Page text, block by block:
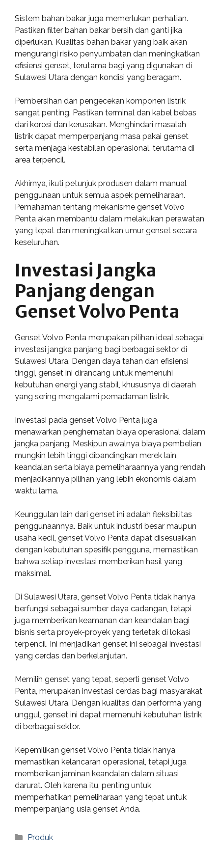
Sistem bahan bakar juga memerlukan perhatian.
Pastikan filter bahan bakar bersih dan ganti jika
diperlukan. Kualitas bahan bakar yang baik akan
mengurangi risiko penyumbatan dan meningkatkan
efisiensi genset, terutama bagi yang digunakan di
Sulawesi Utara dengan kondisi yang beragam.
Pembersihan dan pengecekan komponen listrik
sangat penting. Pastikan terminal dan kabel bebas
dari korosi dan kerusakan. Menghindari masalah
listrik dapat memperpanjang masa pakai genset
serta menjaga kestabilan operasional, terutama di
area terpencil.
Akhirnya, ikuti petunjuk produsen dalam manual
penggunaan untuk semua aspek pemeliharaan.
Pemahaman tentang mekanisme genset Volvo
Penta akan membantu dalam melakukan perawatan
yang tepat dan meningkatkan umur genset secara
keseluruhan.
Investasi Jangka
Panjang dengan
Genset Volvo Penta
Genset Volvo Penta merupakan pilihan ideal sebagai
investasi jangka panjang bagi berbagai sektor di
Sulawesi Utara. Dengan daya tahan dan efisiensi
tinggi, genset ini dirancang untuk memenuhi
kebutuhan energi yang stabil, khususnya di daerah
yang sering mengalami pemadaman listrik.
Investasi pada genset Volvo Penta juga
menawarkan penghematan biaya operasional dalam
jangka panjang. Meskipun awalnya biaya pembelian
mungkin lebih tinggi dibandingkan merek lain,
keandalan serta biaya pemeliharaannya yang rendah
menjadikannya pilihan yang lebih ekonomis dalam
waktu lama.
Keunggulan lain dari genset ini adalah fleksibilitas
penggunaannya. Baik untuk industri besar maupun
usaha kecil, genset Volvo Penta dapat disesuaikan
dengan kebutuhan spesifik pengguna, memastikan
bahwa setiap investasi memberikan hasil yang
maksimal.
Di Sulawesi Utara, genset Volvo Penta tidak hanya
berfungsi sebagai sumber daya cadangan, tetapi
juga memberikan keamanan dan keandalan bagi
bisnis serta proyek-proyek yang terletak di lokasi
terpencil. Ini menjadikan genset ini sebagai investasi
yang cerdas dan berkelanjutan.
Memilih genset yang tepat, seperti genset Volvo
Penta, merupakan investasi cerdas bagi masyarakat
Sulawesi Utara. Dengan kualitas dan performa yang
unggul, genset ini dapat memenuhi kebutuhan listrik
di berbagai sektor.
Kepemilikan genset Volvo Penta tidak hanya
memastikan kelancaran operasional, tetapi juga
memberikan jaminan keandalan dalam situasi
darurat. Oleh karena itu, penting untuk
memperhatikan pemeliharaan yang tepat untuk
memperpanjang usia genset Anda.
Categories
Produk